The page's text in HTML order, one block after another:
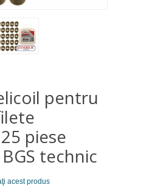
pentru
piese
technic
acest produs